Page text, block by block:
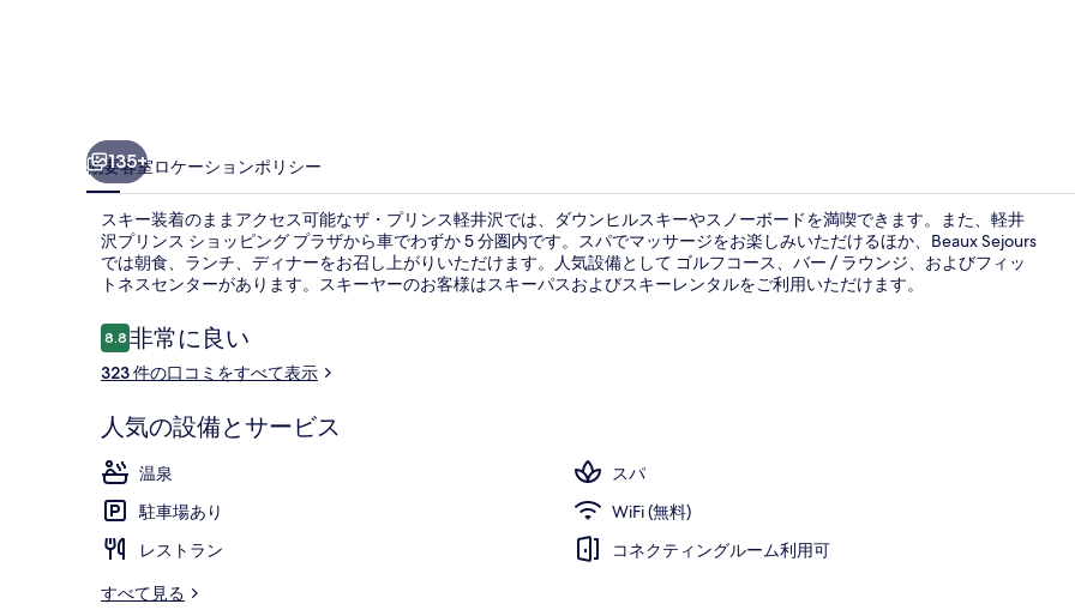
リ
ー
135+
概要客室ロケーションポリシー
スキー装着のままアクセス可能なザ・プリンス軽井沢では、ダウンヒルスキーやスノーボードを満喫できます。また、軽井
沢プリンス ショッピング プラザから車でわずか 5 分圏内です。スパでマッサージをお楽しみいただけるほか、Beaux Sejours
では朝食、ランチ、ディナーをお召し上がりいただけます。人気設備として ゴルフコース、バー / ラウンジ、およびフィッ
トネスセンターがあります。スキーヤーのお客様はスキーパスおよびスキーレンタルをご利用いただけます。
口
コ
ミ
8.810段階中8.8
非常に良い
323 件の口コミをすべて表示
人気の設備とサービス
温泉
スパ
駐車場あり
WiFi (無料)
レストラン
コネクティングルーム利用可
すべて見る